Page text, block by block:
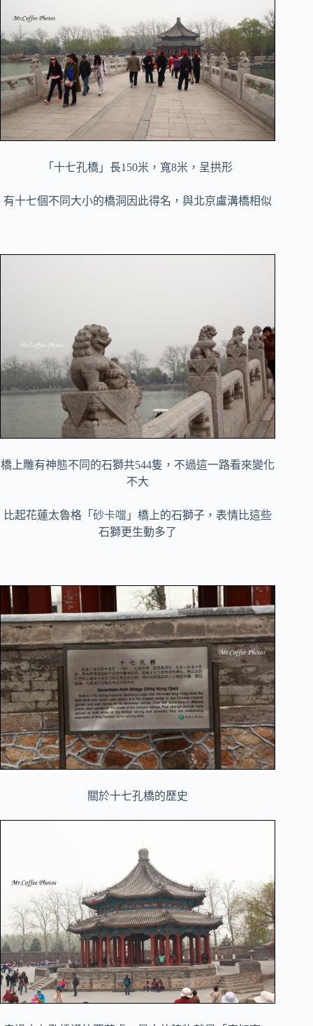
「十七孔橋」長150米，寬8米，呈拱形
有十七個不同大小的橋洞因此得名，與北京盧溝橋相似
橋上雕有神態不同的石獅共544隻，不過這一路看來變化
不大
比起花蓮太魯格「砂卡噹 」橋上的石獅子，表情比這些
石獅更生動多了
關於十七孔橋的歷史